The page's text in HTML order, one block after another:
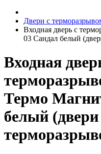
Двери с
Входная дверь с
03 Сандал белый
Входная
Термо
белый (двери